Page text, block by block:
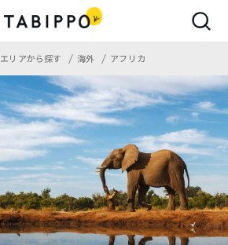
エリアから探す 海外 アフリカ